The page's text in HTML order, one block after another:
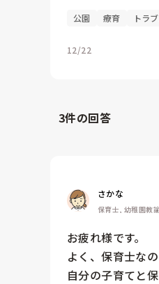
公園 療育 トラ
12/22
3件の回答
さかな
保育士, 幼稚園教
お疲れ様です。
よく、保育士な
自分の子育てと